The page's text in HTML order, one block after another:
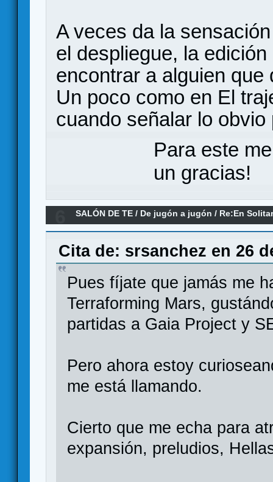
A veces da la
el despliegue, la
encontrar a alguien
Un poco como en El
cuando señalar lo
Para este
un gracias!
SALÓN DE TE / De jugón a jugón / Re:En
Cita de: srsanchez en 26
Pues fíjate que jamás me
Terraforming Mars,
partidas a Gaia Project y
Pero ahora estoy
me está llamando.
Cierto que me echa para
expansión, preludios,